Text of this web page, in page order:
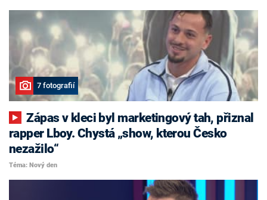
7 fotografií
Zápas v kleci byl marketingový tah, přiznal
rapper Lboy. Chystá „show, kterou Česko
nezažilo“
Téma: Nový den